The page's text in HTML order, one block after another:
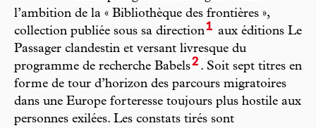
l’ambition de la « Bibliothèque des frontières »,
collection publiée sous sa direction1 aux éditions Le
Passager clandestin et versant livresque du
programme de recherche Babels2 . Soit sept titres en
forme de tour d’horizon des parcours migratoires
dans une Europe forteresse toujours plus hostile aux
personnes exilées. Les constats tirés sont